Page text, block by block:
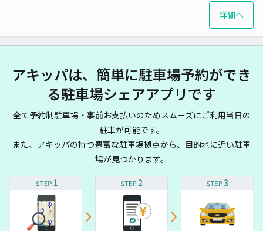
詳細へ
アキッパは、簡単に駐車場予約ができ
る駐車場シェアアプリです
全て予約制駐車場・事前お支払いのためスムーズにご利用当日の
駐車が可能です。
また、アキッパの持つ豊富な駐車場拠点から、目的地に近い駐車
場が見つかります。